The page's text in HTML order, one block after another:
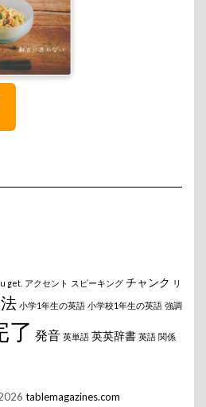
get. アクセント スピーキング チャンク リ
小学1年生の英語 小学校1年生の英語 強調
了 発音 英単語 英英辞書 英語 関係
tablemagazines.com